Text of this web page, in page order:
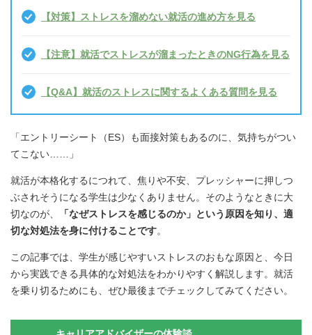
【対策】ストレスを溜めない就活の進め方を見る
【注意】就活でストレスが溜まったときのNG行為を見る
【Q&A】就活のストレスに関するよくある質問を見る
「エントリーシート（ES）も面接対策もあるのに、気持ちがつい
てこない……」
就活が本格化するにつれて、焦りや不安、プレッシャーに押しつ
ぶされそうになる学生は少なくありません。そのようなときに大
切なのが、
「なぜストレスを感じるのか」という原因を知り、適
切な対処法を身に付けることです。
この記事では、学生が感じやすいストレスのおもな原因と、今日
から実践できる具体的な対処法をわかりやすく解説します。就活
を乗り切るためにも、ぜひ最後までチェックしてみてください。